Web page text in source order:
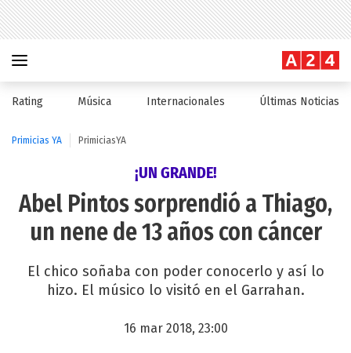
Rating Música Internacionales Últimas Noticias
Primicias YA PrimiciasYA
¡UN GRANDE!
Abel Pintos sorprendió a Thiago,
un nene de 13 años con cáncer
El chico soñaba con poder conocerlo y así lo
hizo. El músico lo visitó en el Garrahan.
16 mar 2018, 23:00